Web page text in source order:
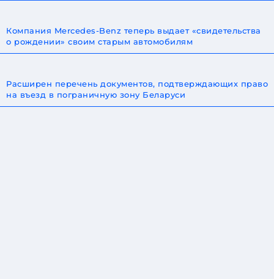
Компания Mercedes-Benz теперь выдает «свидетельства
о рождении» своим старым автомобилям
Расширен перечень документов, подтверждающих право
на въезд в пограничную зону Беларуси